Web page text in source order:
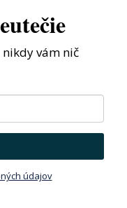
vám nič
údajov